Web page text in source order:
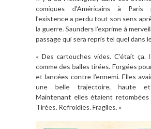
comiques d’Américains à
l’existence a perdu tout son sens
la guerre. Saunders l’exprime à
passage qui sera repris tel quel dans
« Des cartouches vides. C’était ça.
comme des balles tirées. Forgées
et lancées contre l’ennemi. Elles
une belle trajectoire, haute et
Maintenant elles étaient
Tirées. Refroidies. Fragiles. »